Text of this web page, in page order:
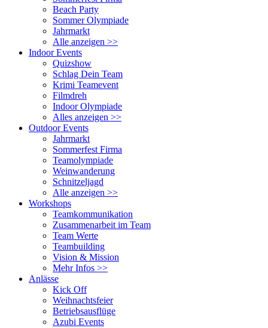
Beach Party
Sommer Olympiade
Jahrmarkt
Alle anzeigen >>
Indoor Events
Quizshow
Schlag Dein Team
Krimi Teamevent
Filmdreh
Indoor Olympiade
Alles anzeigen >>
Outdoor Events
Jahrmarkt
Sommerfest Firma
Teamolympiade
Weinwanderung
Schnitzeljagd
Alle anzeigen >>
Workshops
Teamkommunikation
Zusammenarbeit im Team
Team Werte
Teambuilding
Vision & Mission
Mehr Infos >>
Anlässe
Kick Off
Weihnachtsfeier
Betriebsausflüge
Azubi Events